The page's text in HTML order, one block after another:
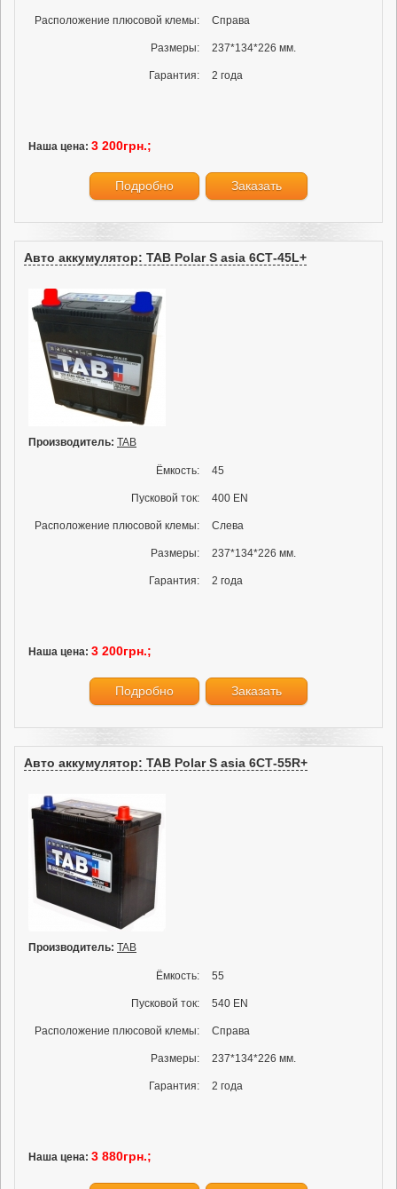
Расположение плюсовой клемы: Справа
Размеры: 237*134*226 мм.
Гарантия: 2 года
Наша цена: 3 200грн.;
Подробно Заказать
Авто аккумулятор: TAB Polar S asia 6СТ-45L+
Производитель: TAB
Ёмкость: 45
Пусковой ток: 400 EN
Расположение плюсовой клемы: Слева
Размеры: 237*134*226 мм.
Гарантия: 2 года
Наша цена: 3 200грн.;
Подробно Заказать
Авто аккумулятор: TAB Polar S asia 6СТ-55R+
Производитель: TAB
Ёмкость: 55
Пусковой ток: 540 EN
Расположение плюсовой клемы: Справа
Размеры: 237*134*226 мм.
Гарантия: 2 года
Наша цена: 3 880грн.;